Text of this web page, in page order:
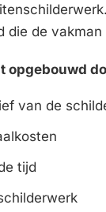
die de vakman
opgebouwd
van de
tijd